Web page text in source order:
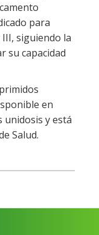
para
siguiendo la
su capacidad
en
y está
Salud.